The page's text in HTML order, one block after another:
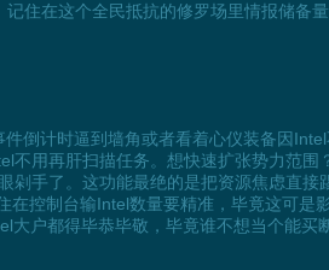
住在这个全民抵抗的修罗场里情报储备
倒计时逼到墙角或者看着心仪装备因
不用再肝扫描任务。想快速扩张势力范围
剁手了。这功能最绝的是把资源焦虑直接
控制台输Intel数量要精准，毕竟这可是
户都得毕恭毕敬，毕竟谁不想当个能买